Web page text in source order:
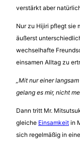
verstärkt aber
Nur zu Hijiri pflegt sie
äußerst
wechselhafte
einsamen Alltag zu
„Mit nur einer
gelang es mir, nicht
Dann tritt Mr.
gleiche Einsamkeit in
sich regelmäßig in